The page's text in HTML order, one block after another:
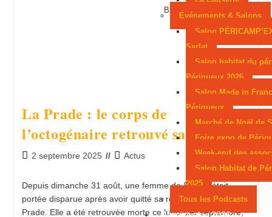
Événements & Salons
Salon
Sarlat
Salon habitat du
Périgueux 2026
Salon Made in
Périgueux
Marché de Noël de
Foire expo de
Week-end des
Salon Habitat de
2025
Tous les Podcasts
Municipales 2026
Branch of a tree against a
La Prade : le corps de
l’octogénaire retrouvé sans vie
2 septembre 2025 Actus
Depuis dimanche 31 août, une femme de 86 ans était
portée disparue après avoir quitté sa résidence de La
Prade. Elle a été retrouvée morte ce lundi 1er septembre,